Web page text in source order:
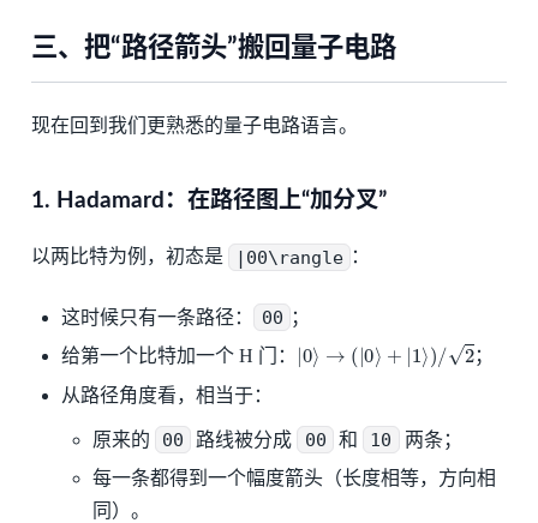
三、把“路径箭头”搬回量子电路
现在回到我们更熟悉的量子电路语言。
1. Hadamard：在路径图上“加分叉”
以两比特为例，初态是 |00\rangle ：
这时候只有一条路径： 00 ；
给第一个比特加一个 H 门：
|0⟩ 0⟩+ 1 )/ 2
；
从路径角度看，相当于：
原来的 00 路线被分成 00 和 10
两条；
每一条都得到一个幅度箭头（长度相等，方向相
同）。